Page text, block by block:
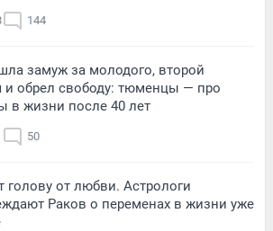
144
замуж за молодого, второй
и обрел свободу: тюменцы — про
в жизни после 40 лет
50
голову от любви. Астрологи
Раков о переменах в жизни уже